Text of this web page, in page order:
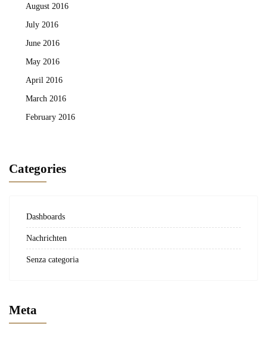
August 2016
July 2016
June 2016
May 2016
April 2016
March 2016
February 2016
Categories
Dashboards
Nachrichten
Senza categoria
Meta